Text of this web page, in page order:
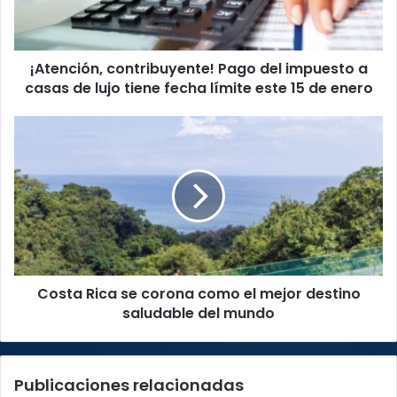
de
lujo
tiene
fecha
enero
¡Atención, contribuyente! Pago del impuesto a
casas de lujo tiene fecha límite este 15 de enero
corona
como
el
mejor
destino
saludable
Costa Rica se corona como el mejor destino
saludable del mundo
Publicaciones relacionadas